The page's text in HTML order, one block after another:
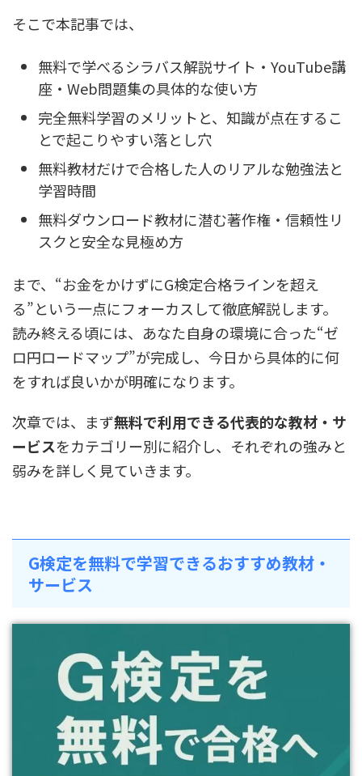
そこで本記事では、
無料で学べるシラバス解説サイト・YouTube講
座・Web問題集の具体的な使い方
完全無料学習のメリットと、知識が点在するこ
とで起こりやすい落とし穴
無料教材だけで合格した人のリアルな勉強法と
学習時間
無料ダウンロード教材に潜む著作権・信頼性リ
スクと安全な見極め方
まで、“お金をかけずにG検定合格ラインを超え
る”という一点にフォーカスして徹底解説します。
読み終える頃には、あなた自身の環境に合った“ゼ
ロ円ロードマップ”が完成し、今日から具体的に何
をすれば良いかが明確になります。
次章では、まず無料で利用できる代表的な教材・サ
ービスをカテゴリー別に紹介し、それぞれの強みと
弱みを詳しく見ていきます。
G検定を無料で学習できるおすすめ教材・
サービス